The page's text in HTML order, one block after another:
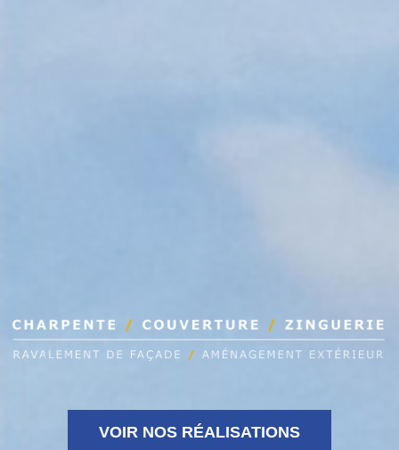
VOIR NOS RÉALISATIONS